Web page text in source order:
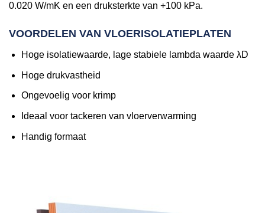
0.020 W/mK en een druksterkte van +100 kPa.
VOORDELEN VAN VLOERISOLATIEPLATEN
Hoge isolatiewaarde, lage stabiele lambda waarde λD
Hoge drukvastheid
Ongevoelig voor krimp
Ideaal voor tackeren van vloerverwarming
Handig formaat